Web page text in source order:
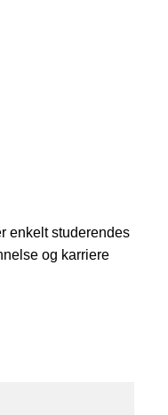
enkelt studerendes
og karriere